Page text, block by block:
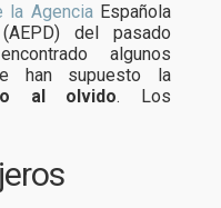
la AgenciaEspañola
del pasado
algunos
han supuesto la
al olvido. Los